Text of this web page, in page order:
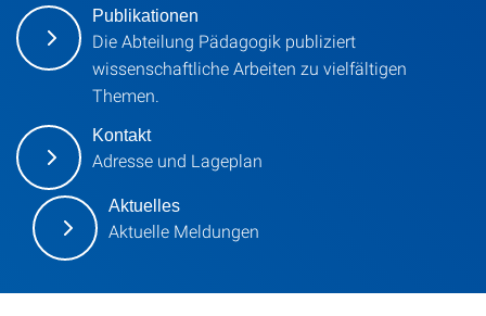
Publikationen
Die Abteilung Pädagogik publiziert
wissenschaftliche Arbeiten zu vielfältigen
Themen.
Kontakt
Adresse und Lageplan
Aktuelles
Aktuelle Meldungen